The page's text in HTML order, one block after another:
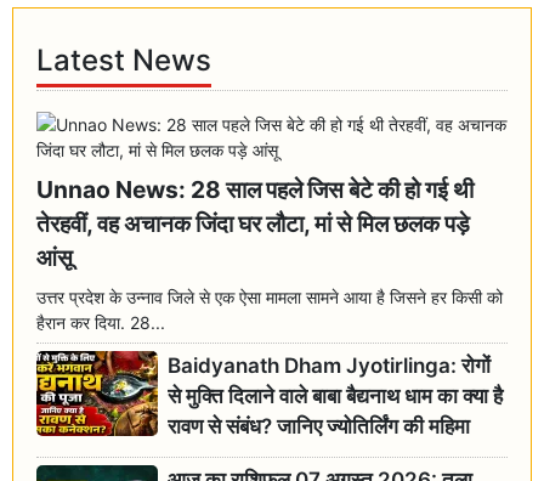
Latest News
Unnao News: 28 साल पहले जिस बेटे की हो गई थी
तेरहवीं, वह अचानक जिंदा घर लौटा, मां से मिल छलक पड़े
आंसू
उत्तर प्रदेश के उन्नाव जिले से एक ऐसा मामला सामने आया है जिसने हर किसी को
हैरान कर दिया. 28...
Baidyanath Dham Jyotirlinga: रोगों
से मुक्ति दिलाने वाले बाबा बैद्यनाथ धाम का क्या है
रावण से संबंध? जानिए ज्योतिर्लिंग की महिमा